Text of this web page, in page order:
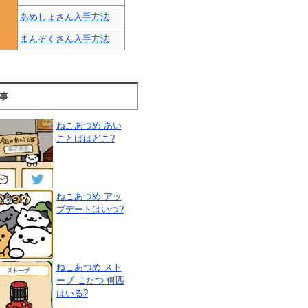
あめしょさん入手方法
まんぞくさん入手方法
ねこあつめ あい
ことばはどこ?
ねこあつめ アッ
プデートはいつ?
ねこあつめ スト
ーブ こたつ 何匹
はいる?